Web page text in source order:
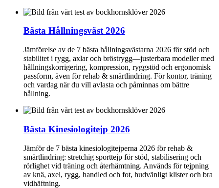
Bästa Hållningsväst 2026
Jämförelse av de 7 bästa hållningsvästarna 2026 för stöd och
stabilitet i rygg, axlar och bröstrygg—justerbara modeller med
hållningskorrigering, kompression, ryggstöd och ergonomisk
passform, även för rehab & smärtlindring. För kontor, träning
och vardag när du vill avlasta och påminnas om bättre
hållning.
Bästa Kinesiologitejp 2026
Jämför de 7 bästa kinesiologitejperna 2026 för rehab &
smärtlindring: stretchig sporttejp för stöd, stabilisering och
rörlighet vid träning och återhämtning. Används för tejpning
av knä, axel, rygg, handled och fot, hudvänligt klister och bra
vidhäftning.